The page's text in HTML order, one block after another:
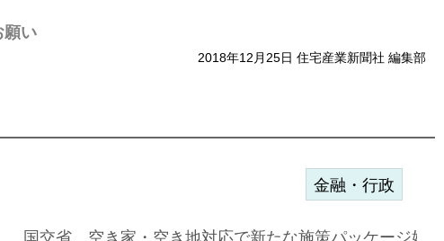
願い
2018年12月25日 住宅産業新聞社 編集部
金融・行政